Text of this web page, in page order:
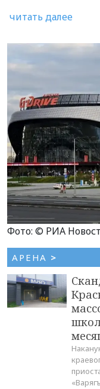
читать далее
Фото: © РИА
АРЕНА >